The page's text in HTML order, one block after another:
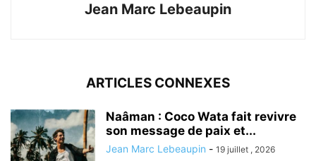
Jean Marc Lebeaupin
ARTICLES CONNEXES
Naâman : Coco Wata fait revivre
son message de paix et...
Jean Marc Lebeaupin - 19 juillet , 2026